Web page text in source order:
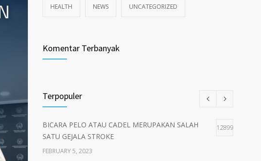
HEALTH NEWS UNCATEGORIZED
Komentar Terbanyak
Terpopuler
BICARA PELO ATAU CADEL MERUPAKAN SALAH
SATU GEJALA STROKE
12899
FEBRUARY 5, 2023